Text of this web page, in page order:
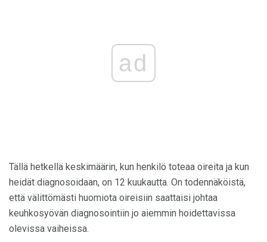
ad
Tällä hetkellä keskimäärin, kun henkilö toteaa oireita ja kun
heidät diagnosoidaan, on 12 kuukautta. On todennäköistä,
että välittömästi huomiota oireisiin saattaisi johtaa
keuhkosyövän diagnosointiin jo aiemmin hoidettavissa
olevissa vaiheissa.